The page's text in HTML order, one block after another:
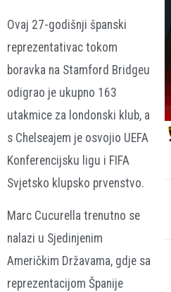
Ovaj 27-godišnji španski
reprezentativac tokom
boravka na Stamford Bridgeu
odigrao je ukupno 163
utakmice za londonski klub, a
s Chelseajem je osvojio UEFA
Konferencijsku ligu i FIFA
Svjetsko klupsko prvenstvo.
Marc Cucurella trenutno se
nalazi u Sjedinjenim
Američkim Državama, gdje sa
reprezentacijom Španije